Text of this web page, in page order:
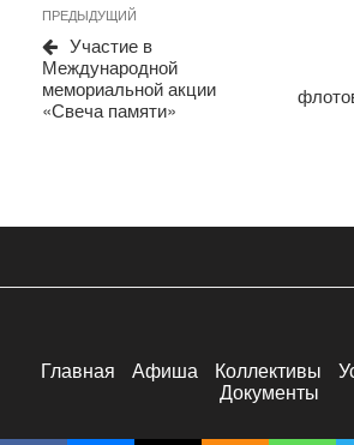
Навигация
по
записям
Предыдущая
запись
ПРЕДЫДУЩИЙ
Участие в
Международной
мемориальной акции
«Свеча памяти»
Главная Афиша Коллективы
Документы